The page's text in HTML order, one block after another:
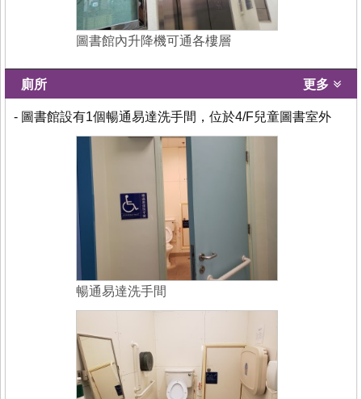
圖書館內升降機可通各樓層
廁所 更多
- 圖書館設有1個暢通易達洗手間，位於4/F兒童圖書室外
暢通易達洗手間